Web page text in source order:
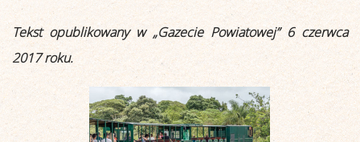
Tekst opublikowany w „Gazecie Powiatowej” 6 czerwca
2017 roku.